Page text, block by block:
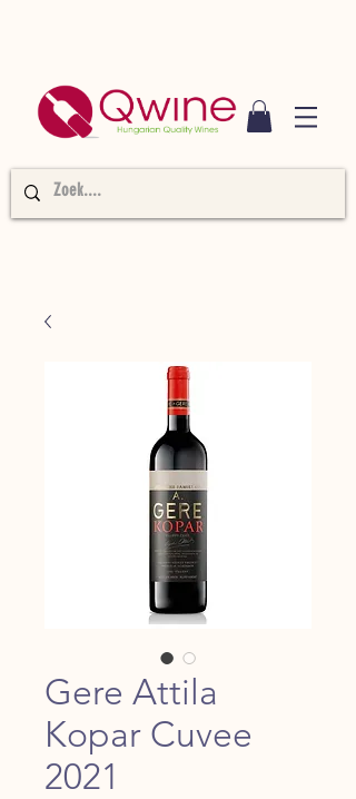
Gere Attila
Kopar Cuvee
2021